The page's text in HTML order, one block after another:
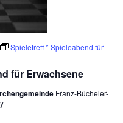
i
o
r
e
n
e
s
für Erwachsene
Spieletreff * Spieleabend für
Franz-Bücheler-